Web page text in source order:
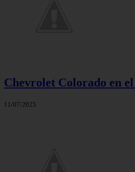
Chevrolet Colorado en el
11/07/2025